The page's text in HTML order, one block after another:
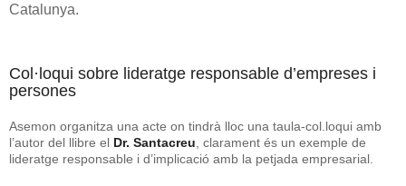
Catalunya.
Col·loqui sobre lideratge responsable d’empreses i
persones
Asemon organitza una acte on tindrà lloc una taula-col.loqui amb
l’autor del llibre el Dr. Santacreu , clarament és un exemple de
lideratge responsable i d’implicació amb la petjada empresarial.